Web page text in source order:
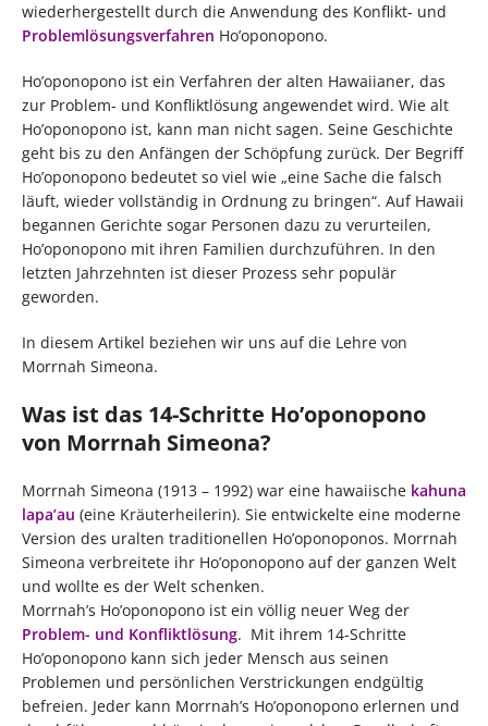
wiederhergestellt durch die Anwendung des Konflikt- und
Problemlösungsverfahren Ho’oponopono.
Ho’oponopono ist ein Verfahren der alten Hawaiianer, das
zur Problem- und Konfliktlösung angewendet wird. Wie alt
Ho’oponopono ist, kann man nicht sagen. Seine Geschichte
geht bis zu den Anfängen der Schöpfung zurück. Der Begriff
Ho’oponopono bedeutet so viel wie „eine Sache die falsch
läuft, wieder vollständig in Ordnung zu bringen“. Auf Hawaii
begannen Gerichte sogar Personen dazu zu verurteilen,
Ho’oponopono mit ihren Familien durchzuführen. In den
letzten Jahrzehnten ist dieser Prozess sehr populär
geworden.
In diesem Artikel beziehen wir uns auf die Lehre von
Morrnah Simeona.
Was ist das 14-Schritte Ho’oponopono
von Morrnah Simeona?
Morrnah Simeona (1913 – 1992) war eine hawaiische kahuna
lapa’au (eine Kräuterheilerin). Sie entwickelte eine moderne
Version des uralten traditionellen Ho’oponoponos. Morrnah
Simeona verbreitete ihr Ho’oponopono auf der ganzen Welt
und wollte es der Welt schenken.
Morrnah’s Ho’oponopono ist ein völlig neuer Weg der
Problem- und Konfliktlösung. Mit ihrem 14-Schritte
Ho’oponopono kann sich jeder Mensch aus seinen
Problemen und persönlichen Verstrickungen endgültig
befreien. Jeder kann Morrnah’s Ho’oponopono erlernen und